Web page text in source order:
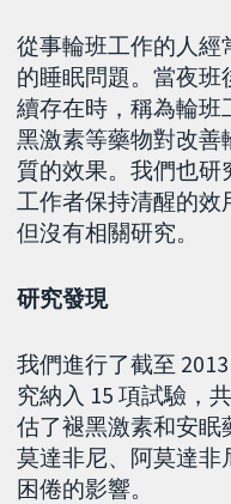
從事輪班工作的人經
的睡眠問題。當夜
續存在時，稱為輪班
黑激素等藥物對改善
質的效果。我們也
工作者保持清醒的效
但沒有相關研究。
研究發現
我們進行了截至
究納入 15 項試驗，
估了褪黑激素和安眠
莫達非尼、阿莫達非
困倦的影響。